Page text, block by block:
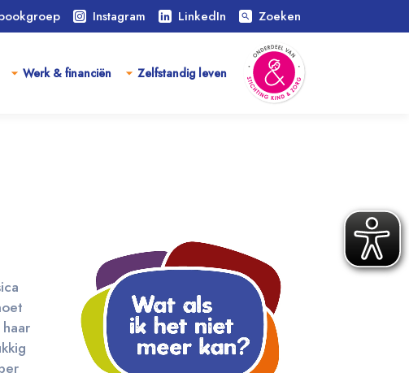
Instagram LinkedIn search Zoeken
Werk & financiën Zelfstandig leven